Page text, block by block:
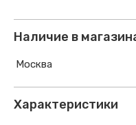
Наличие в
Москва
Характеристики